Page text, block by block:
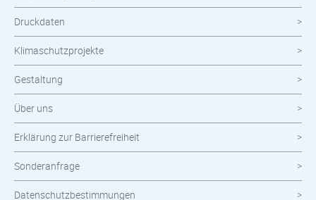
Druckdaten
Klimaschutzprojekte
Gestaltung
Über uns
Erklärung zur Barrierefreiheit
Sonderanfrage
Datenschutzbestimmungen